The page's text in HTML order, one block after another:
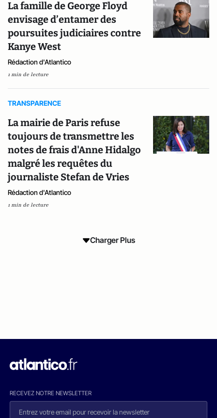
La famille de George Floyd
envisage d’entamer des
poursuites judiciaires contre
Kanye West
Rédaction d'Atlantico
1 min de lecture
TRANSPARENCE
La mairie de Paris refuse
toujours de transmettre les
notes de frais d'Anne Hidalgo
malgré les requêtes du
journaliste Stefan de Vries
Rédaction d'Atlantico
1 min de lecture
Charger Plus
RECEVEZ NOTRE NEWSLETTER